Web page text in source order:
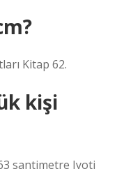
Kitap 62.
kişi
santimetre Jyoti